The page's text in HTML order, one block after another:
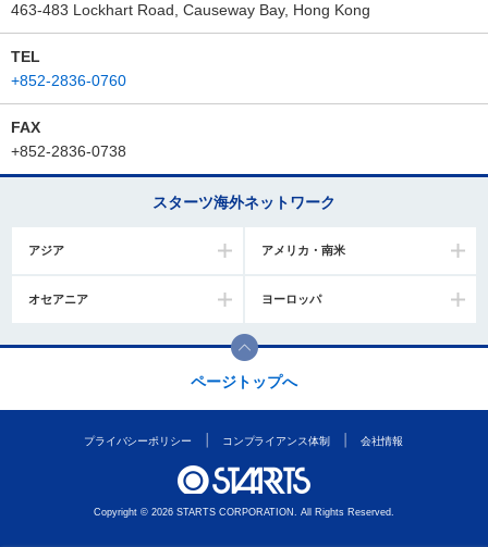
463-483 Lockhart Road, Causeway Bay, Hong Kong
TEL
+852-2836-0760
FAX
+852-2836-0738
スターツ海外ネットワーク
アジア アメリカ・南米
オセアニア ヨーロッパ
ページトップへ
プライバシーポリシー コンプライアンス体制 会社情報
Copyright © 2026 STARTS CORPORATION. All Rights Reserved.